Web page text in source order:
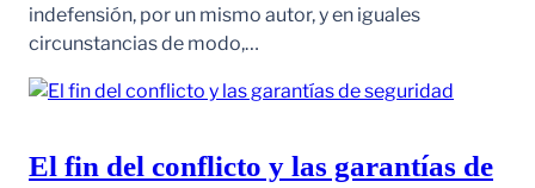
indefensión, por un mismo autor, y en iguales
circunstancias de modo,…
El fin del conflicto y las garantías de